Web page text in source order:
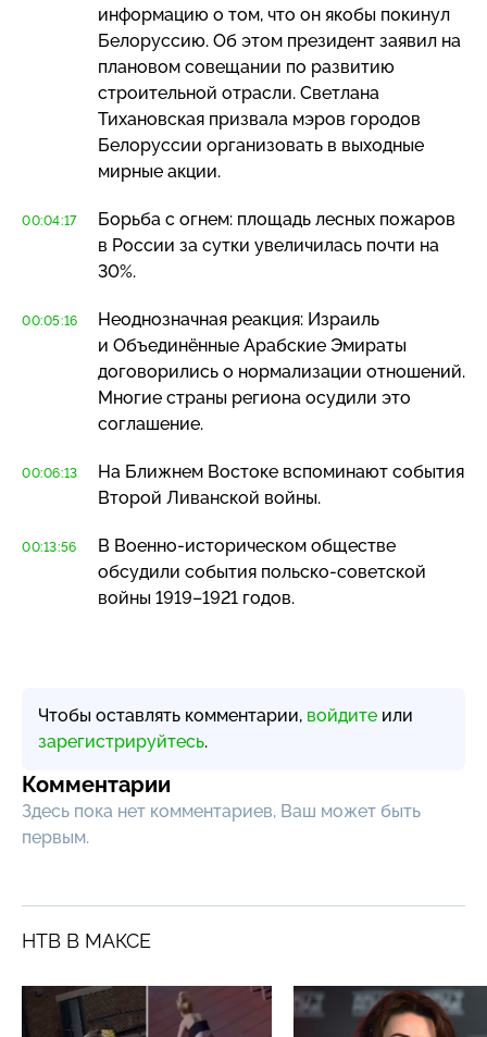
информацию о том, что он якобы покинул
Белоруссию. Об этом президент заявил на
плановом совещании по развитию
строительной отрасли. Светлана
Тихановская призвала мэров городов
Белоруссии организовать в выходные
мирные акции.
00:04:17
Борьба с огнем: площадь лесных пожаров
в России за сутки увеличилась почти на
30%.
00:05:16
Неоднозначная реакция: Израиль
и Объединённые Арабские Эмираты
договорились о нормализации отношений.
Многие страны региона осудили это
соглашение.
00:06:13
На Ближнем Востоке вспоминают события
Второй Ливанской войны.
00:13:56 В Военно-историческом обществе
обсудили события польско-советской
войны 1919–1921 годов.
Чтобы оставлять комментарии, войдите или
зарегистрируйтесь.
Комментарии
Здесь пока нет комментариев, Ваш может быть
первым.
НТВ В МАКСЕ